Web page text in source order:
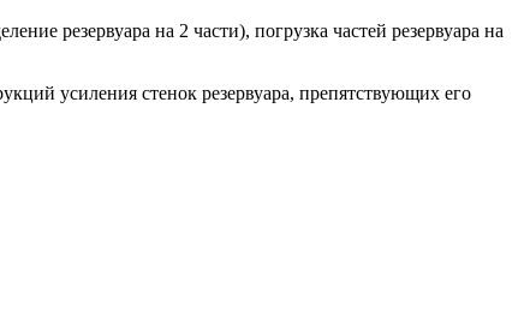
резервуара на 2 части), погрузка частей резервуара на
усиления стенок резервуара, препятствующих его